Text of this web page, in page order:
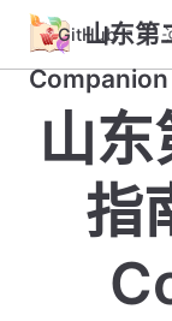
山东第
Companion
GitHub
山
指